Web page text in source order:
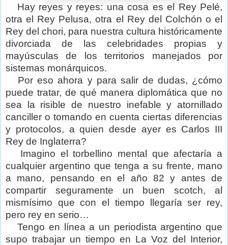
Hay reyes y reyes: una cosa es el Rey Pelé,
otra el Rey Pelusa, otra el Rey del Colchón o el
Rey del chori, para nuestra cultura históricamente
divorciada de las celebridades propias y
mayúsculas de los territorios manejados por
sistemas monárquicos.
Por eso ahora y para salir de dudas, ¿cómo
puede tratar, de qué manera diplomática que no
sea la risible de nuestro inefable y atornillado
canciller o tomando en cuenta ciertas diferencias
y protocolos, a quien desde ayer es Carlos III
Rey de Inglaterra?
Imagino el torbellino mental que afectaría a
cualquier argentino que tenga a su frente, mano
a mano, pensando en el año 82 y antes de
compartir seguramente un buen scotch, al
mismísimo que con el tiempo llegaría ser rey,
pero rey en serio…
Tengo en línea a un periodista argentino que
supo trabajar un tiempo en La Voz del Interior,